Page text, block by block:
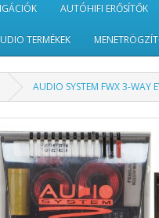
AUTÓHIFI ERŐSÍTŐK
TERMÉKEK
AUDIO SYSTEM FWX 3-WAY